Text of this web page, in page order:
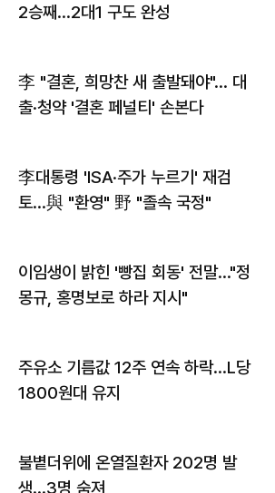
2승째…2대1 구도 완성
李 "결혼, 희망찬 새 출발돼야"… 대
출·청약 '결혼 페널티' 손본다
李대통령 'ISA·주가 누르기' 재검
토…與 "환영" 野 "졸속 국정"
이임생이 밝힌 '빵집 회동' 전말…"정
몽규, 홍명보로 하라 지시"
주유소 기름값 12주 연속 하락…L당
1800원대 유지
불볕더위에 온열질환자 202명 발
생…3명 숨져